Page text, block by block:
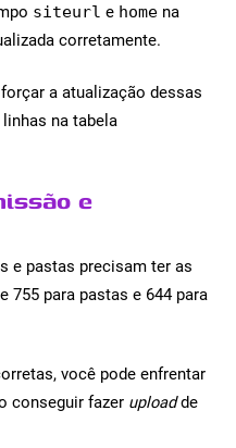
siteurl e home na
corretamente.
a atualização dessas
na tabela
e
e pastas precisam ter as
755 para pastas e 644 para
você pode enfrentar
conseguir fazer uploadde